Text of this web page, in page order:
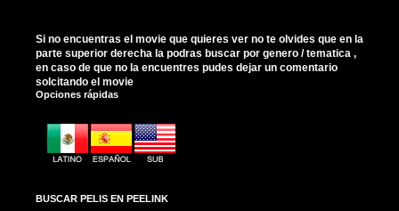
Si no encuentras el movie que quieres ver no te olvides que en la
parte superior derecha la podras buscar por genero / tematica ,
en caso de que no la encuentres pudes dejar un comentario
solcitando el movie
Opciones rápidas
BUSCAR PELIS EN PEELINK